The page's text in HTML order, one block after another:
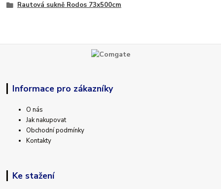
Rautová sukně Rodos 73x500cm
Informace pro zákazníky
O nás
Jak nakupovat
Obchodní podmínky
Kontakty
Ke stažení